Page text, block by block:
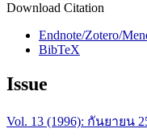
Download Citation
Endnote/Zotero/
BibTeX
Issue
Vol. 13 (1996): กันยายน